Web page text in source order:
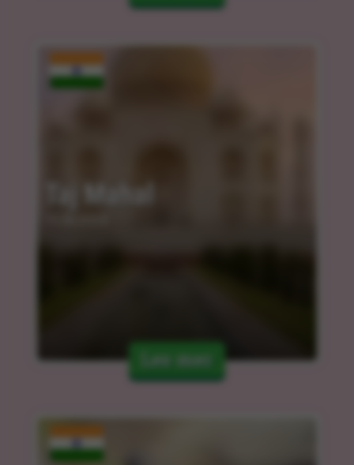
Taj Mahal
Les mer